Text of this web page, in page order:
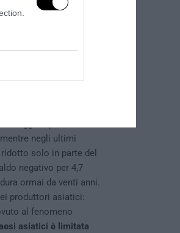
è
negli ultimi
solo in parte del
negativo per 4,7
ormai da venti anni.
produttori asiatici:
al fenomeno
asiatici è limitata